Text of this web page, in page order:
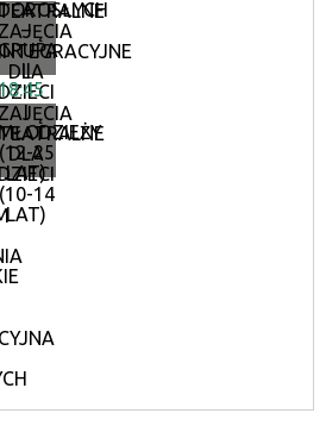
–
II
ZAJĘCIA
DLA
DZIECI
I
MŁODZIEŻY
(12-25
LAT)
18:45
ZAJĘCIA
TEATRALNE
DLA
DZIECI
(10-14
LAT)